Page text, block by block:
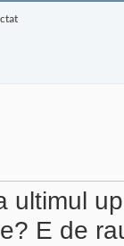
ultimul
E de